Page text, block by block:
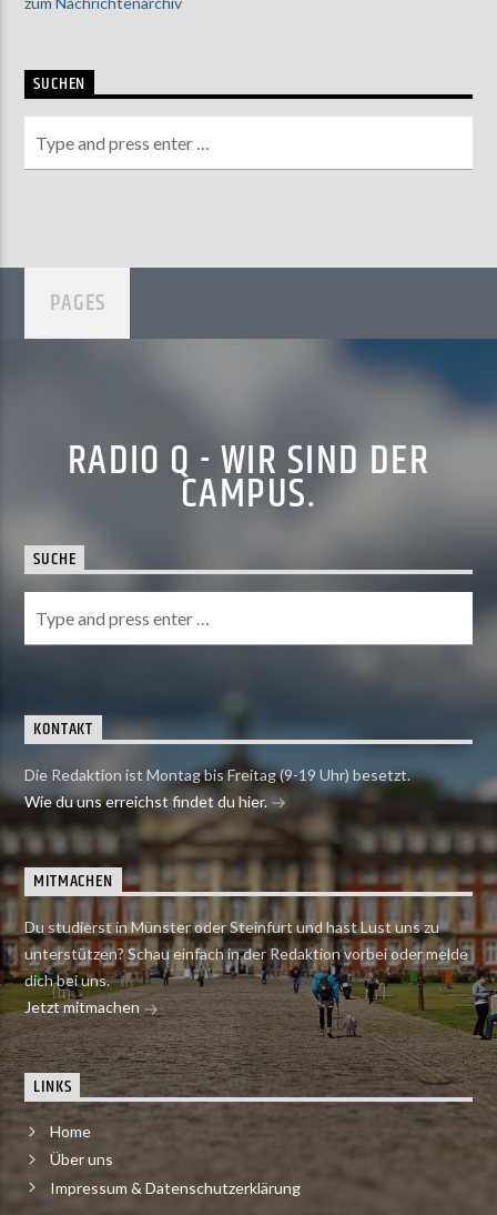
SUCHEN
PAGES
RADIO Q - WIR SIND DER
CAMPUS.
SUCHE
KONTAKT
Die Redaktion ist Montag bis Freitag (9-19 Uhr) besetzt.
Wie du uns erreichst findet du hier.
MITMACHEN
Du studierst in Münster oder Steinfurt und hast Lust uns zu
unterstützen? Schau einfach in der Redaktion vorbei oder melde
dich bei uns.
Jetzt mitmachen
LINKS
Home
Über uns
Impressum & Datenschutzerklärung